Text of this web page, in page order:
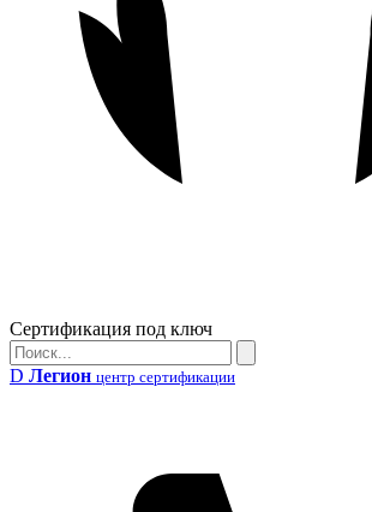
Бейдж
Сертификация под ключ
Поиск
Поиск
D Легион центр сертификации